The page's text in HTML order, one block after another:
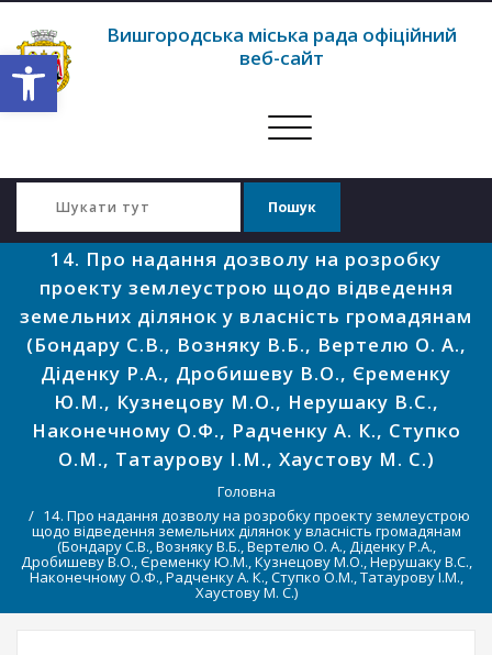
Відкрити Панель інструментів
Вишгородська міська рада офіційний
веб-сайт
Перемкнути
14. Про надання дозволу на розробку
проекту землеустрою щодо відведення
земельних ділянок у власність громадянам
(Бондару С.В., Возняку В.Б., Вертелю О. А.,
Діденку Р.А., Дробишеву В.О., Єременку
Ю.М., Кузнецову М.О., Нерушаку В.С.,
Наконечному О.Ф., Радченку А. К., Ступко
О.М., Татаурову І.М., Хаустову М. С.)
Головна
14. Про надання дозволу на розробку проекту землеустрою
щодо відведення земельних ділянок у власність громадянам
(Бондару С.В., Возняку В.Б., Вертелю О. А., Діденку Р.А.,
Дробишеву В.О., Єременку Ю.М., Кузнецову М.О., Нерушаку В.С.,
Наконечному О.Ф., Радченку А. К., Ступко О.М., Татаурову І.М.,
Хаустову М. С.)